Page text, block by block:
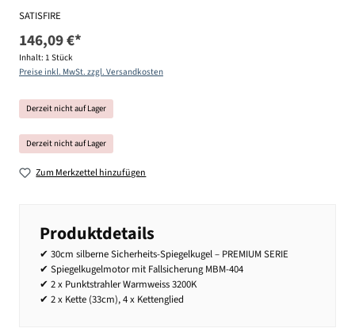
SATISFIRE
146,09 €*
Inhalt: 1 Stück
Preise inkl. MwSt. zzgl. Versandkosten
Derzeit nicht auf Lager
Derzeit nicht auf Lager
Zum Merkzettel hinzufügen
Produktdetails
✔ 30cm silberne Sicherheits-Spiegelkugel – PREMIUM SERIE
✔ Spiegelkugelmotor mit Fallsicherung MBM-404
✔ 2 x Punktstrahler Warmweiss 3200K
✔ 2 x Kette (33cm), 4 x Kettenglied